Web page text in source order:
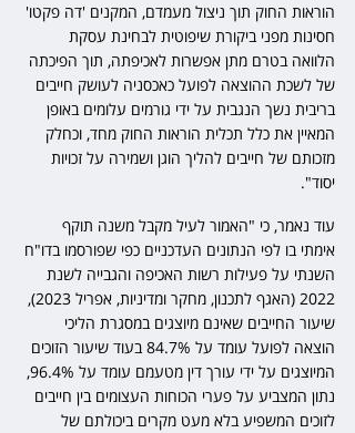
הוראות החוק תוך ניצול מעמדם, המקנים 'דה פקטו'
חסינות מפני ביקורת שיפוטית לבחינת עסקת
הלוואה בטרם מתן אפשרות לאכיפתה, תוך הפיכתה
של לשכת ההוצאה לפועל כאכסניה לעושק חייבים
בריבית נשך הנגבית על ידי גורמים עלומים באופן
המאיין את כלל תכלית הוראות החוק מחד, וכחלק
מזכותם של חייבים להליך הוגן ושמירה על זכויות
יסוד".
עוד נאמר, כי "האמור לעיל מקבל משנה תוקף
אימתי בו לפי הנתונים העדכניים כפי שפורסמו בדו"ח
השנתי על פעילות רשות האכיפה והגבייה לשנת
2022 (האגף לתכנון, מחקר ומדיניות, אפריל 2023),
שיעור החייבים שאינם מיוצגים במסגרת הליכי
הוצאה לפועל עומד על 84.7% בעוד שיעור הזוכים
המיוצגים על ידי עורך דין מטעמם עומד על 96.4%,
נתון המצביע על פערי הכוחות העצומים בין חייבים
לזוכים המשפיע בלא מעט מקרים ביכולתם של